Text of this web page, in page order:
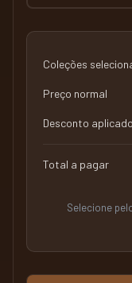
Coleções
Preço normal
Desconto aplicado
Total a pagar
Selecione